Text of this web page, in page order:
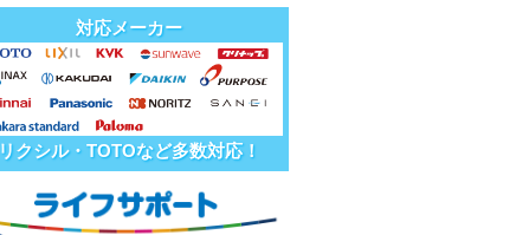
対応メーカー
リクシル・TOTOなど多数対応！